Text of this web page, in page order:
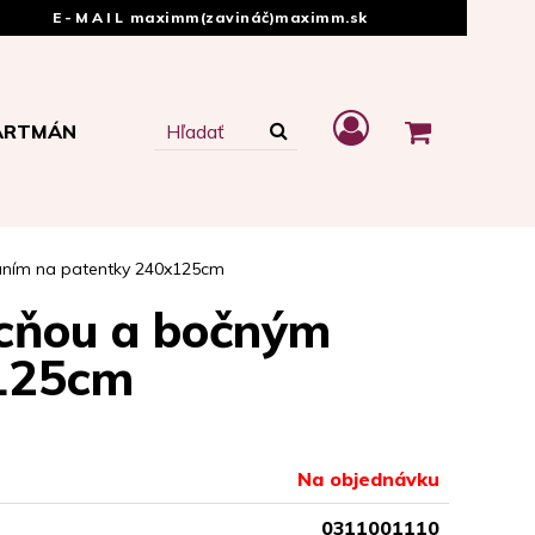
E-MAIL maximm(zavináč)maximm.sk
na patentky 240x125cm
a bočným
Na objednávku
0311001110